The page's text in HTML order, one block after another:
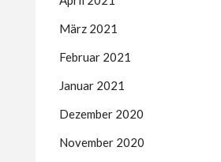
März 2021
Februar 2021
Januar 2021
Dezember 2020
November 2020